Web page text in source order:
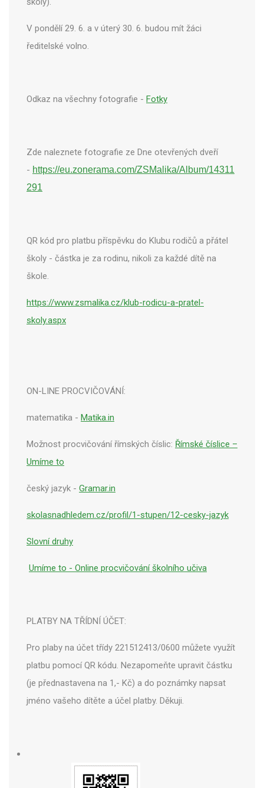
V pondělí 29. 6. a v úterý 30. 6. budou mít žáci
ředitelské volno.
Odkaz na všechny fotografie - Fotky
Zde naleznete fotografie ze Dne otevřených dveří
- https://eu.zonerama.com/ZSMalika/Album/14311
291
QR kód pro platbu příspěvku do Klubu rodičů a přátel
školy - částka je za rodinu, nikoli za každé dítě na
škole.
https://www.zsmalika.cz/klub-rodicu-a-pratel-
skoly.aspx
ON-LINE PROCVIČOVÁNÍ:
matematika - Matika.in
Možnost procvičování římských číslic: Římské číslice –
Umíme to
český jazyk - Gramar.in
skolasnadhledem.cz/profil/1-stupen/12-cesky-jazyk
Slovní druhy
Umíme to - Online procvičování školního učiva
PLATBY NA TŘÍDNÍ ÚČET:
Pro plaby na účet třídy 221512413/0600 můžete využít
platbu pomocí QR kódu. Nezapomeňte upravit částku
(je přednastavena na 1,- Kč) a do poznámky napsat
jméno vašeho dítěte a účel platby. Děkuji.